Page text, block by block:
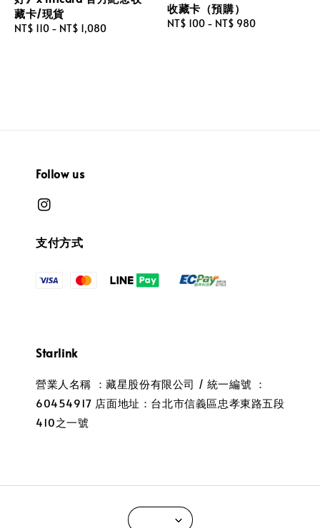
藏卡/現貨
Regular
NT$ 110 - NT$ 1,080
收藏卡（預購）
Regular
NT$ 100 - NT$ 980
Follow us
支付方式
Starlink
營業人名稱 ：藏星股份有限公司 / 統一編號 ：
60454917 店面地址：台北市信義區忠孝東路五段
410之一號